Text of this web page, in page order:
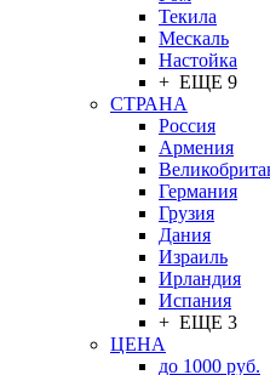
Текила
Мескаль
Настойка
+ ЕЩЕ 9
СТРАНА
Россия
Армения
Германия
Грузия
Дания
Израиль
Ирландия
Испания
+ ЕЩЕ 3
ЦЕНА
до 1000 руб.